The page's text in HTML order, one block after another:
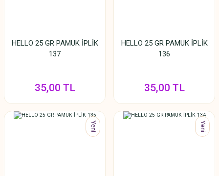
HELLO 25 GR PAMUK İPLİK
137
35,00 TL
HELLO 25 GR PAMUK İPLİK
136
35,00 TL
Yeni Yeni